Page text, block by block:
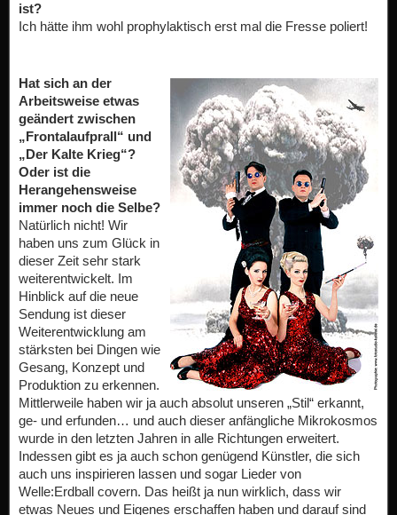
ist?
Ich hätte ihm wohl prophylaktisch erst mal die Fresse poliert!
Hat sich an der
Arbeitsweise etwas
geändert zwischen
„Frontalaufprall“ und
„Der Kalte Krieg“?
Oder ist die
Herangehensweise
immer noch die Selbe?
Natürlich nicht! Wir
haben uns zum Glück in
dieser Zeit sehr stark
weiterentwickelt. Im
Hinblick auf die neue
Sendung ist dieser
Weiterentwicklung am
stärksten bei Dingen wie
Gesang, Konzept und
Produktion zu erkennen.
Mittlerweile haben wir ja auch absolut unseren „Stil“ erkannt,
ge- und erfunden… und auch dieser anfängliche Mikrokosmos
wurde in den letzten Jahren in alle Richtungen erweitert.
Indessen gibt es ja auch schon genügend Künstler, die sich
auch uns inspirieren lassen und sogar Lieder von
Welle:Erdball covern. Das heißt ja nun wirklich, dass wir
etwas Neues und Eigenes erschaffen haben und darauf sind